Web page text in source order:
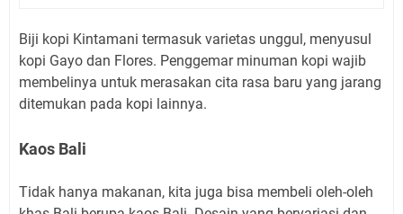
Biji kopi Kintamani termasuk varietas unggul, menyusul
kopi Gayo dan Flores. Penggemar minuman kopi wajib
membelinya untuk merasakan cita rasa baru yang jarang
ditemukan pada kopi lainnya.
Kaos Bali
Tidak hanya makanan, kita juga bisa membeli oleh-oleh